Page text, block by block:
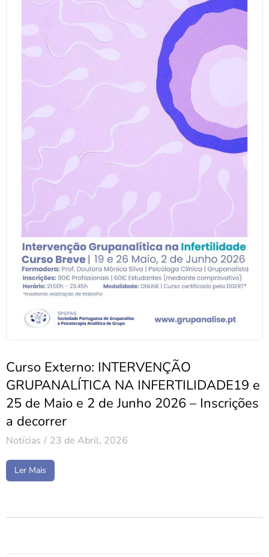
Curso Externo: INTERVENÇÃO
GRUPANALÍTICA NA INFERTILIDADE19 e
25 de Maio e 2 de Junho 2026 – Inscrições
a decorrer
Notícias 23 de Abril, 2026
Ler Mais